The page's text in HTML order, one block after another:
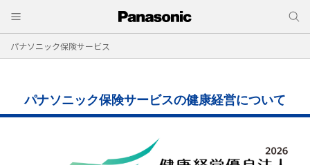
パナソニック保険サービス
パナソニック保険サービスの健康経営について